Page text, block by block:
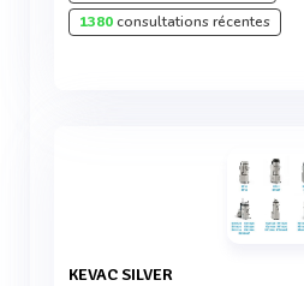
1380consultations récentes
KEVAC SILVER